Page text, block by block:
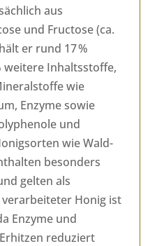
aus
und Fructose (ca.
er rund 17 %
weitere Inhaltsstoffe,
wie
Enzyme sowie
und
wie Wald-
besonders
gelten als
Honig ist
Enzyme und
reduziert